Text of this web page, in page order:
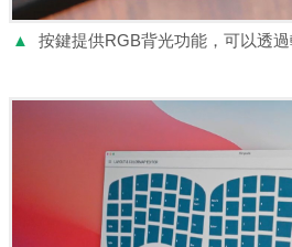
▲ 按鍵提供RGB背光功能，可以透過